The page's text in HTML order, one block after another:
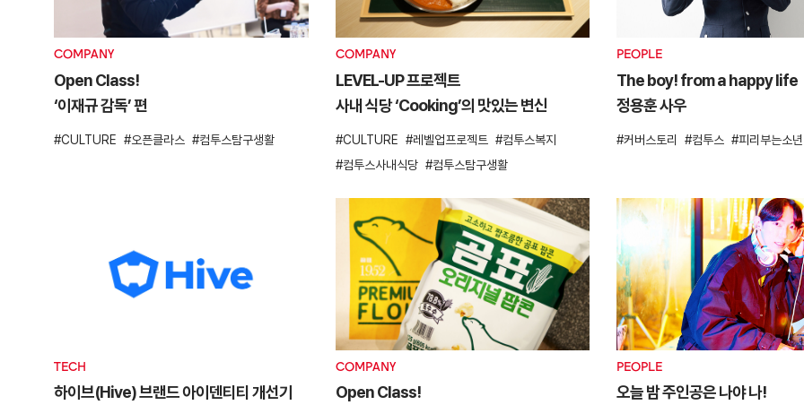
COMPANY
Open Class!
‘이재규 감독’ 편
CULTURE 오픈클라스 컴투스탐구생활
COMPANY
LEVEL-UP 프로젝트
사내 식당 ‘Cooking’의 맛있는 변신
CULTURE 레벨업프로젝트
컴투스복지
컴투스사내식당
컴투스탐구생활
PEOPLE
The boy! from a happy life
정용훈 사우
커버스토리 컴투스 피리부는소년
TECH
하이브(Hive) 브랜드 아이덴티티 개선기
COMPANY
Open Class!
PEOPLE
오늘 밤 주인공은 나야 나!